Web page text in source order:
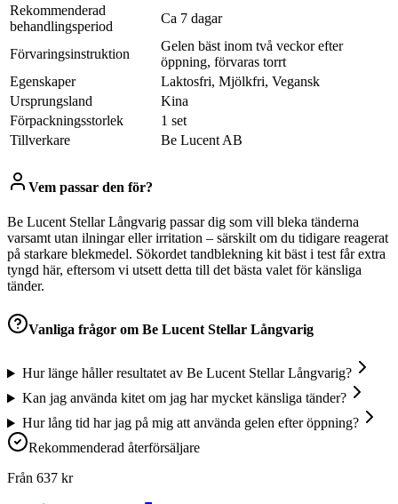
Rekommenderad
behandlingsperiod
Ca 7 dagar
Förvaringsinstruktion
Gelen bäst inom två veckor efter
öppning, förvaras torrt
Egenskaper
Laktosfri, Mjölkfri, Vegansk
Ursprungsland
Kina
Förpackningsstorlek
1 set
Tillverkare
Be Lucent AB
Vem passar den för?
Be Lucent Stellar Långvarig passar dig som vill bleka tänderna
varsamt utan ilningar eller irritation – särskilt om du tidigare reagerat
på starkare blekmedel. Sökordet tandblekning kit bäst i test får extra
tyngd här, eftersom vi utsett detta till det bästa valet för känsliga
tänder.
Vanliga frågor om Be Lucent Stellar Långvarig
Hur länge håller resultatet av Be Lucent Stellar Långvarig?
Kan jag använda kitet om jag har mycket känsliga tänder?
Hur lång tid har jag på mig att använda gelen efter öppning?
Rekommenderad återförsäljare
Från 637 kr